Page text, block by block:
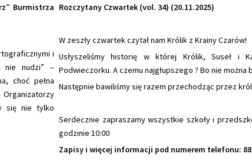
Burmistrza
i
nie nudzi” –
choć pełna
się nie tylko
Rozczytany Czwartek (vol. 34) (20.11.2025)
W zeszły czwartek czytał nam Królik z Krainy Czarów!
Usłyszeliśmy historię w której Królik, Suseł i
Podwieczorku. A czemu najgłupszego ? Bo nie można
Następnie bawiliśmy się razem przechodząc przez
Serdecznie zapraszamy wszystkie szkoły i
godzinie 10:00
Zapisy i więcej informacji pod numerem telefonu: